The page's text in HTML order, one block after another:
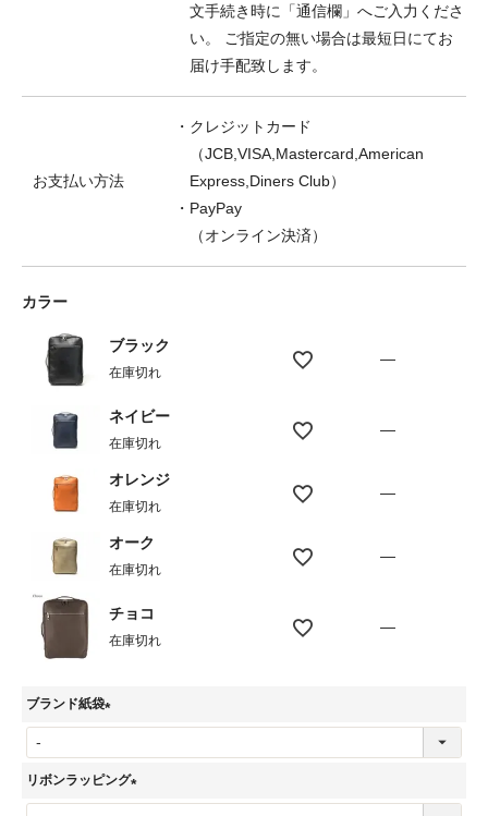
文手続き時に「通信欄」へご入力くださ
い。 ご指定の無い場合は最短日にてお
届け手配致します。
お支払い方法
・クレジットカード
（JCB,VISA,Mastercard,American
Express,Diners Club）
・PayPay
（オンライン決済）
カラー
ブラック
在庫切れ
—
ネイビー
在庫切れ
—
オレンジ
在庫切れ
—
オーク
在庫切れ
—
チョコ
在庫切れ
—
ブランド紙袋
必
須
リボンラッピング